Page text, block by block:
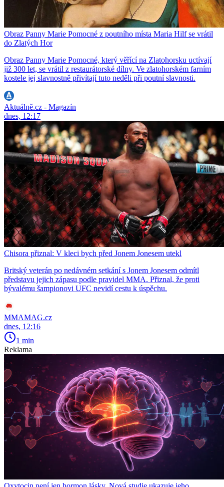
Obraz Panny Marie Pomocné z poutního místa Maria Hilf se vrátil
do Zlatých Hor
Obraz Panny Marie Pomocné, který věřící na Zlatohorsku uctívají
již 300 let, se vrátil z restaurátorské dílny. Ve zlatohorském farním
kostele jej slavnostně přivítají tuto neděli při poutní slavnosti.
Aktuálně.cz - Magazín
dnes, 12:17
Chisora přiznal: V kleci bych před Jonem Jonesem utekl
Britský veterán po nedávném setkání s Jonem Jonesem odmítl
představu jejich zápasu podle pravidel MMA. Přiznal, že proti
bývalému šampionovi UFC nevidí cestu k úspěchu.
MMAMAG.cz
dnes, 12:16
1 min
Reklama